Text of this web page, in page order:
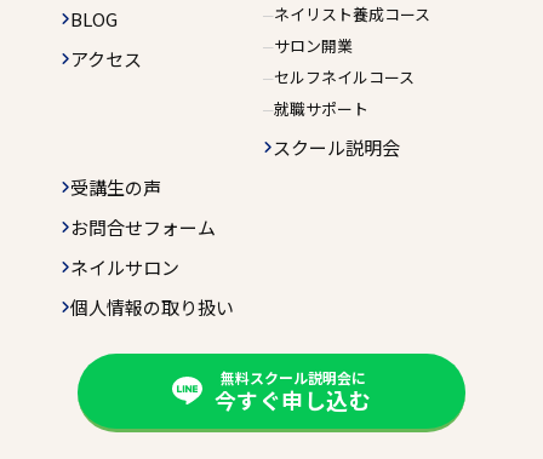
BLOG
アクセス
ネイリスト養成コース
サロン開業
セルフネイルコース
就職サポート
スクール説明会
受講生の声
お問合せフォーム
ネイルサロン
個人情報の取り扱い
無料スクール説明会に
今すぐ申し込む